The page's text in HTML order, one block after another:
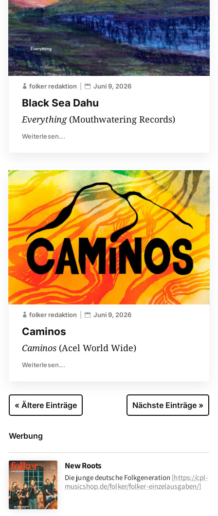
Black Sea Dahu
folker redaktion Juni 9, 2026
Everything(Mouthwatering Records)
Weiterlesen...
Caminos
folker redaktion Juni 9, 2026
Caminos(Acel World Wide)
Weiterlesen...
« Ältere Einträge Nächste Einträge »
Werbung
New Roots
Die junge deutsche Folkgeneration [https://cpl-
musicshop.de/folker/folker-einzelausgaben/]